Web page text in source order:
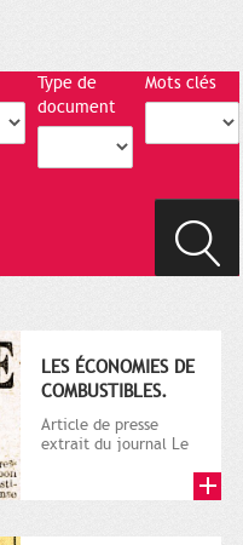
Type de
document
Mots clés
LES ÉCONOMIES DE
COMBUSTIBLES.
Article de presse
extrait du journal Le